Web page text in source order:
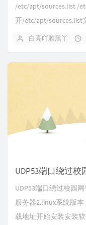
/etc/apt/sources.list /
开/etc/apt/sources.list
白亮吖雅黑丫
UDP53端口绕过校
UDP53端口绕过校园
服务器2.linux系统版本
载地址开始安装安装